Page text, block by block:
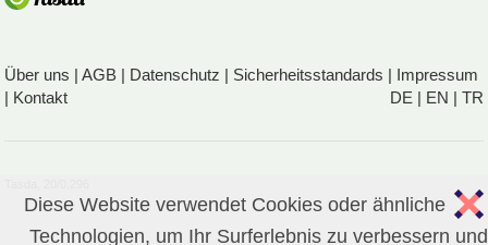
Über uns |AGB | Datenschutz | Sicherheitsstandards | Impressum
| Kontakt DE | EN | TR
Diese Website verwendet Cookies oder ähnliche
Technologien, um Ihr Surferlebnis zu verbessern und